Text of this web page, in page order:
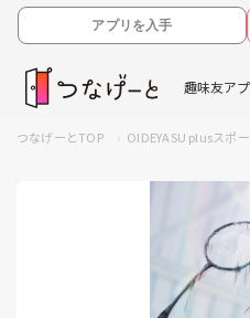
アプリを入手
趣味友ア
つなげーとTOP OIDEYASU plusスポ